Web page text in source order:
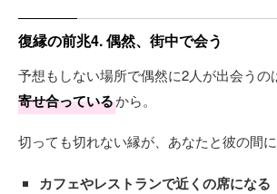
復縁の前兆4. 偶然、街中で会う
予想もしない場所で偶然に2人が出会うの
寄せ合っているから。
切っても切れない縁が、あなたと彼の間に
カフェやレストランで近くの席になる